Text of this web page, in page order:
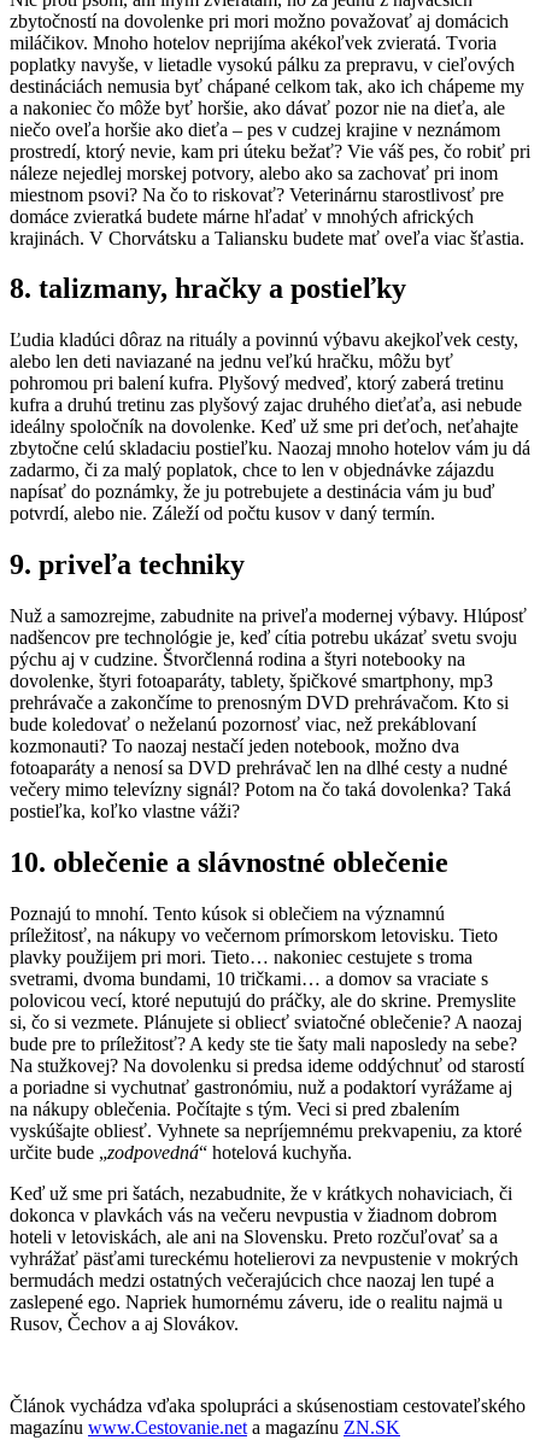
zbytočností na dovolenke pri mori možno považovať aj domácich
miláčikov. Mnoho hotelov neprijíma akékoľvek zvieratá. Tvoria
poplatky navyše, v lietadle vysokú pálku za prepravu, v cieľových
destináciách nemusia byť chápané celkom tak, ako ich chápeme my
a nakoniec čo môže byť horšie, ako dávať pozor nie na dieťa, ale
niečo oveľa horšie ako dieťa – pes v cudzej krajine v neznámom
prostredí, ktorý nevie, kam pri úteku bežať? Vie váš pes, čo robiť pri
náleze nejedlej morskej potvory, alebo ako sa zachovať pri inom
miestnom psovi? Na čo to riskovať? Veterinárnu starostlivosť pre
domáce zvieratká budete márne hľadať v mnohých afrických
krajinách. V Chorvátsku a Taliansku budete mať oveľa viac šťastia.
8. talizmany, hračky a postieľky
Ľudia kladúci dôraz na rituály a povinnú výbavu akejkoľvek cesty,
alebo len deti naviazané na jednu veľkú hračku, môžu byť
pohromou pri balení kufra. Plyšový medveď, ktorý zaberá tretinu
kufra a druhú tretinu zas plyšový zajac druhého dieťaťa, asi nebude
ideálny spoločník na dovolenke. Keď už sme pri deťoch, neťahajte
zbytočne celú skladaciu postieľku. Naozaj mnoho hotelov vám ju dá
zadarmo, či za malý poplatok, chce to len v objednávke zájazdu
napísať do poznámky, že ju potrebujete a destinácia vám ju buď
potvrdí, alebo nie. Záleží od počtu kusov v daný termín.
9. priveľa techniky
Nuž a samozrejme, zabudnite na priveľa modernej výbavy. Hlúposť
nadšencov pre technológie je, keď cítia potrebu ukázať svetu svoju
pýchu aj v cudzine. Štvorčlenná rodina a štyri notebooky na
dovolenke, štyri fotoaparáty, tablety, špičkové smartphony, mp3
prehrávače a zakončíme to prenosným DVD prehrávačom. Kto si
bude koledovať o neželanú pozornosť viac, než prekáblovaní
kozmonauti? To naozaj nestačí jeden notebook, možno dva
fotoaparáty a nenosí sa DVD prehrávač len na dlhé cesty a nudné
večery mimo televízny signál? Potom na čo taká dovolenka? Taká
postieľka, koľko vlastne váži?
10. oblečenie a slávnostné oblečenie
Poznajú to mnohí. Tento kúsok si oblečiem na významnú
príležitosť, na nákupy vo večernom prímorskom letovisku. Tieto
plavky použijem pri mori. Tieto… nakoniec cestujete s troma
svetrami, dvoma bundami, 10 tričkami… a domov sa vraciate s
polovicou vecí, ktoré neputujú do práčky, ale do skrine. Premyslite
si, čo si vezmete. Plánujete si obliecť sviatočné oblečenie? A naozaj
bude pre to príležitosť? A kedy ste tie šaty mali naposledy na sebe?
Na stužkovej? Na dovolenku si predsa ideme oddýchnuť od starostí
a poriadne si vychutnať gastronómiu, nuž a podaktorí vyrážame aj
na nákupy oblečenia. Počítajte s tým. Veci si pred zbalením
vyskúšajte obliesť. Vyhnete sa nepríjemnému prekvapeniu, za ktoré
určite bude „zodpovedná“ hotelová kuchyňa.
Keď už sme pri šatách, nezabudnite, že v krátkych nohaviciach, či
dokonca v plavkách vás na večeru nevpustia v žiadnom dobrom
hoteli v letoviskách, ale ani na Slovensku. Preto rozčuľovať sa a
vyhrážať päsťami tureckému hotelierovi za nevpustenie v mokrých
bermudách medzi ostatných večerajúcich chce naozaj len tupé a
zaslepené ego. Napriek humornému záveru, ide o realitu najmä u
Rusov, Čechov a aj Slovákov.
Článok vychádza vďaka spolupráci a skúsenostiam cestovateľského
magazínu www.Cestovanie.net a magazínu ZN.SK